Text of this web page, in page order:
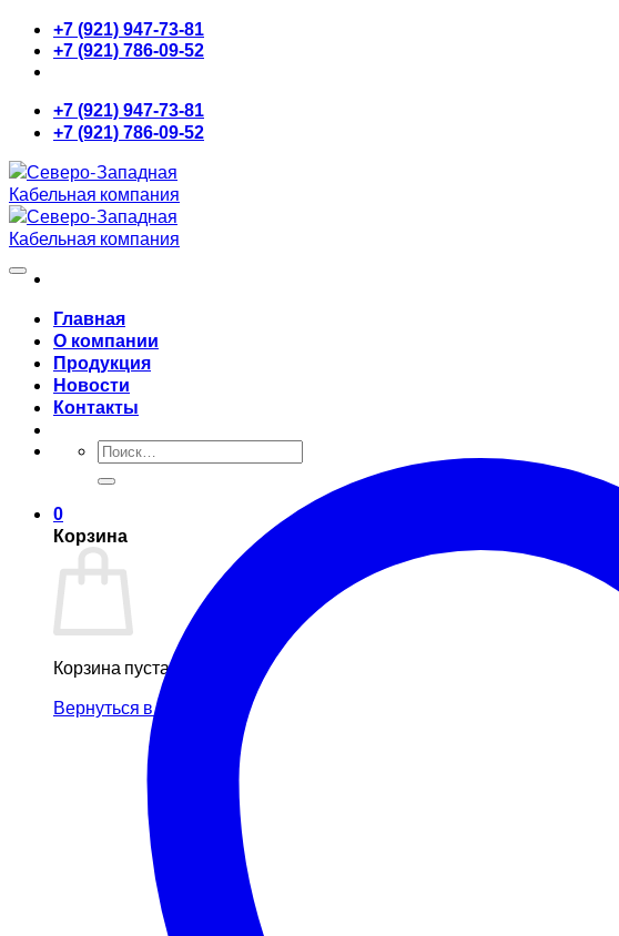
Skip
content
+7 (921) 947-73-81
+7 (921) 786-09-52
+7 (921) 947-73-81
+7 (921) 786-09-52
Главная
О компании
Продукция
Новости
Контакты
Искать:
0
Корзина
Корзина пуста.
Вернуться в магазин